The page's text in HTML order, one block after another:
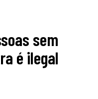
sem
é ilegal